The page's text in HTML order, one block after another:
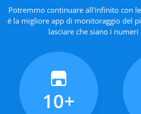
Potremmo continuare all'infinito con
è la migliore app di monitoraggio del
lasciare che siano i numeri
10+